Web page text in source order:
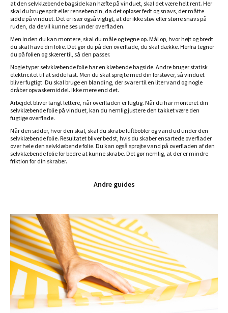
at den selvklæbende bagside kan hæfte på vinduet, skal det være helt rent. Her
skal du bruge sprit eller rensebenzin, da det opløser fedt og snavs, der måtte
sidde på vinduet. Det er især også vigtigt, at der ikke støv eller større snavs på
ruden, da de vil kunne ses under overfladen.
Men inden du kan montere, skal du måle og tegne op. Mål op, hvor højt og bredt
du skal have din folie. Det gør du på den overflade, du skal dække. Herfra tegner
du på folien og skærer til, så den passer.
Nogle typer selvklæbende folie har en klæbende bagside. Andre bruger statisk
elektricitet til at sidde fast. Men du skal sprøjte med din forstøver, så vinduet
bliver fugtigt. Du skal bruge en blanding, der svarer til en liter vand og nogle
dråber opvaskemiddel. Ikke mere end det.
Arbejdet bliver langt lettere, når overfladen er fugtig. Når du har monteret din
selvklæbende folie på vinduet, kan du nemlig justere den takket være den
fugtige overflade.
Når den sidder, hvor den skal, skal du skrabe luftbobler og vand ud under den
selvklæbende folie. Resultatet bliver bedst, hvis du skaber ensartede overflader
over hele den selvklæbende folie. Du kan også sprøjte vand på overfladen af den
selvklæbende folie for bedre at kunne skrabe. Det gør nemlig, at der er mindre
friktion for din skraber.
Andre guides